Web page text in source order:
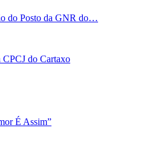
do Posto da GNR do…
CPCJ do Cartaxo
É Assim”